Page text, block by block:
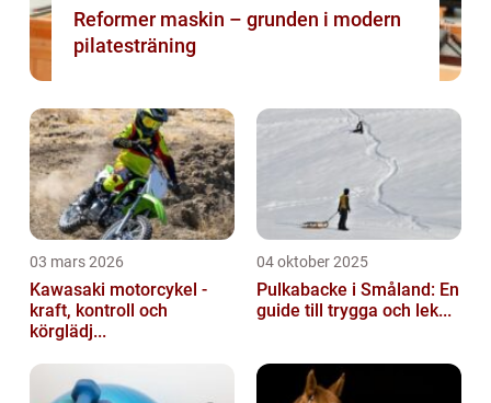
Reformer maskin – grunden i modern
pilatesträning
03 mars 2026
Kawasaki motorcykel -
kraft, kontroll och
körglädj...
04 oktober 2025
Pulkabacke i Småland: En
guide till trygga och lek...